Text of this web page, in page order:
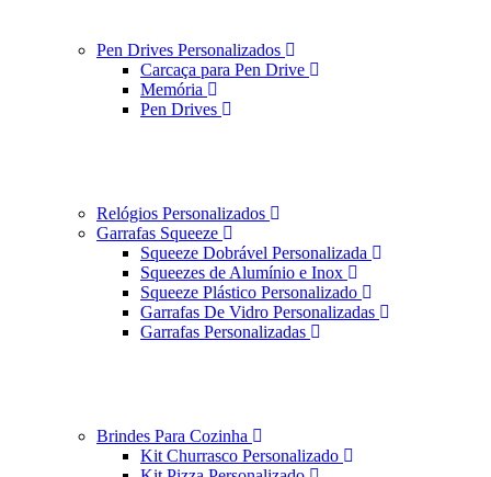
Pen Drives Personalizados
Carcaça para Pen Drive
Memória
Pen Drives
Relógios Personalizados
Garrafas Squeeze
Squeeze Dobrável Personalizada
Squeezes de Alumínio e Inox
Squeeze Plástico Personalizado
Garrafas De Vidro Personalizadas
Garrafas Personalizadas
Brindes Para Cozinha
Kit Churrasco Personalizado